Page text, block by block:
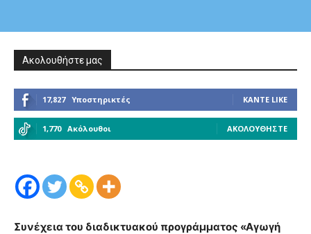
Ακολουθήστε μας
17,827 Υποστηρικτές ΚΆΝΤΕ LIKE
1,770 Ακόλουθοι ΑΚΟΛΟΥΘΉΣΤΕ
Συνέχεια του διαδικτυακού προγράμματος «Αγωγή